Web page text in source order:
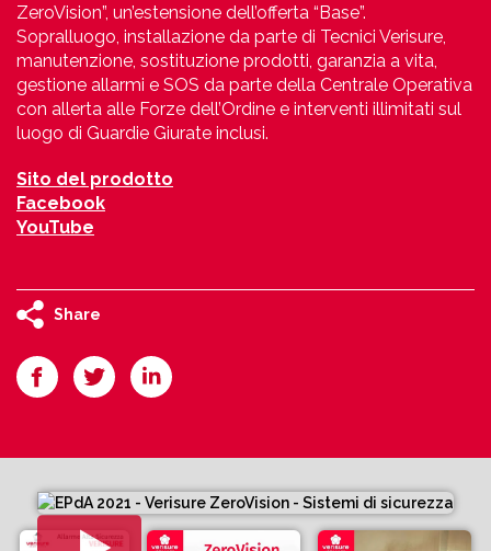
ZeroVision”, un’estensione dell’offerta “Base”.
Sopralluogo, installazione da parte di Tecnici Verisure,
manutenzione, sostituzione prodotti, garanzia a vita,
gestione allarmi e SOS da parte della Centrale Operativa
con allerta alle Forze dell’Ordine e interventi illimitati sul
luogo di Guardie Giurate inclusi.
Sito del prodotto
Facebook
YouTube
Share